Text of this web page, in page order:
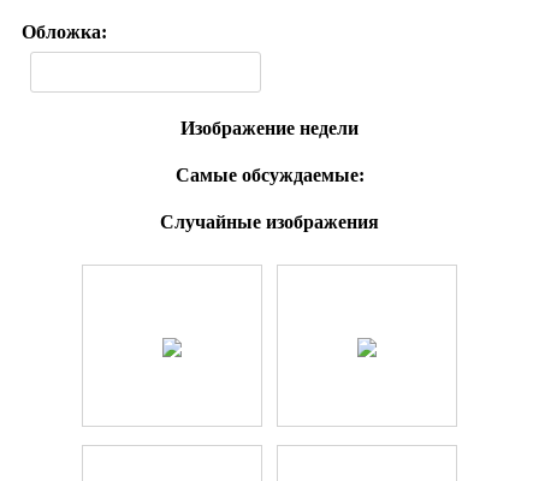
Обложка:
Изображение недели
Самые обсуждаемые:
Случайные изображения